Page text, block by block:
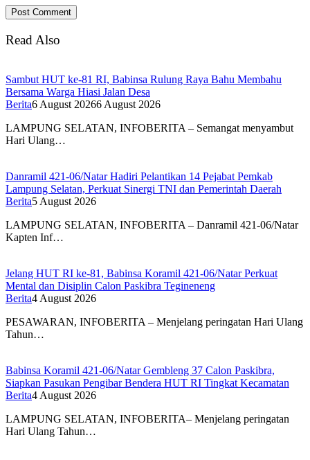
Read Also
Sambut HUT ke-81 RI, Babinsa Rulung Raya Bahu Membahu
Bersama Warga Hiasi Jalan Desa
Berita6 August 20266 August 2026
LAMPUNG SELATAN, INFOBERITA – Semangat menyambut
Hari Ulang…
Danramil 421-06/Natar Hadiri Pelantikan 14 Pejabat Pemkab
Lampung Selatan, Perkuat Sinergi TNI dan Pemerintah Daerah
Berita5 August 2026
LAMPUNG SELATAN, INFOBERITA – Danramil 421-06/Natar
Kapten Inf…
Jelang HUT RI ke-81, Babinsa Koramil 421-06/Natar Perkuat
Mental dan Disiplin Calon Paskibra Tegineneng
Berita4 August 2026
PESAWARAN, INFOBERITA – Menjelang peringatan Hari Ulang
Tahun…
Babinsa Koramil 421-06/Natar Gembleng 37 Calon Paskibra,
Siapkan Pasukan Pengibar Bendera HUT RI Tingkat Kecamatan
Berita4 August 2026
LAMPUNG SELATAN, INFOBERITA– Menjelang peringatan
Hari Ulang Tahun…